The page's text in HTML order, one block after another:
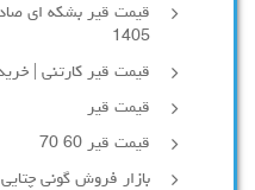
1405
قیمت قیر کارتنی | خرید
قیمت قیر
قیمت قیر 60 70
بازار فروش گونی